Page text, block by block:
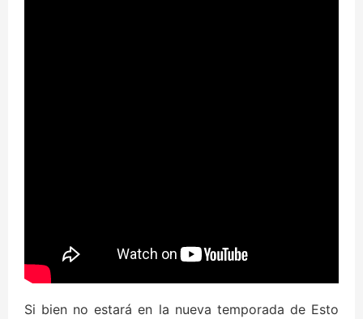
Si bien no estará en la nueva temporada de Esto